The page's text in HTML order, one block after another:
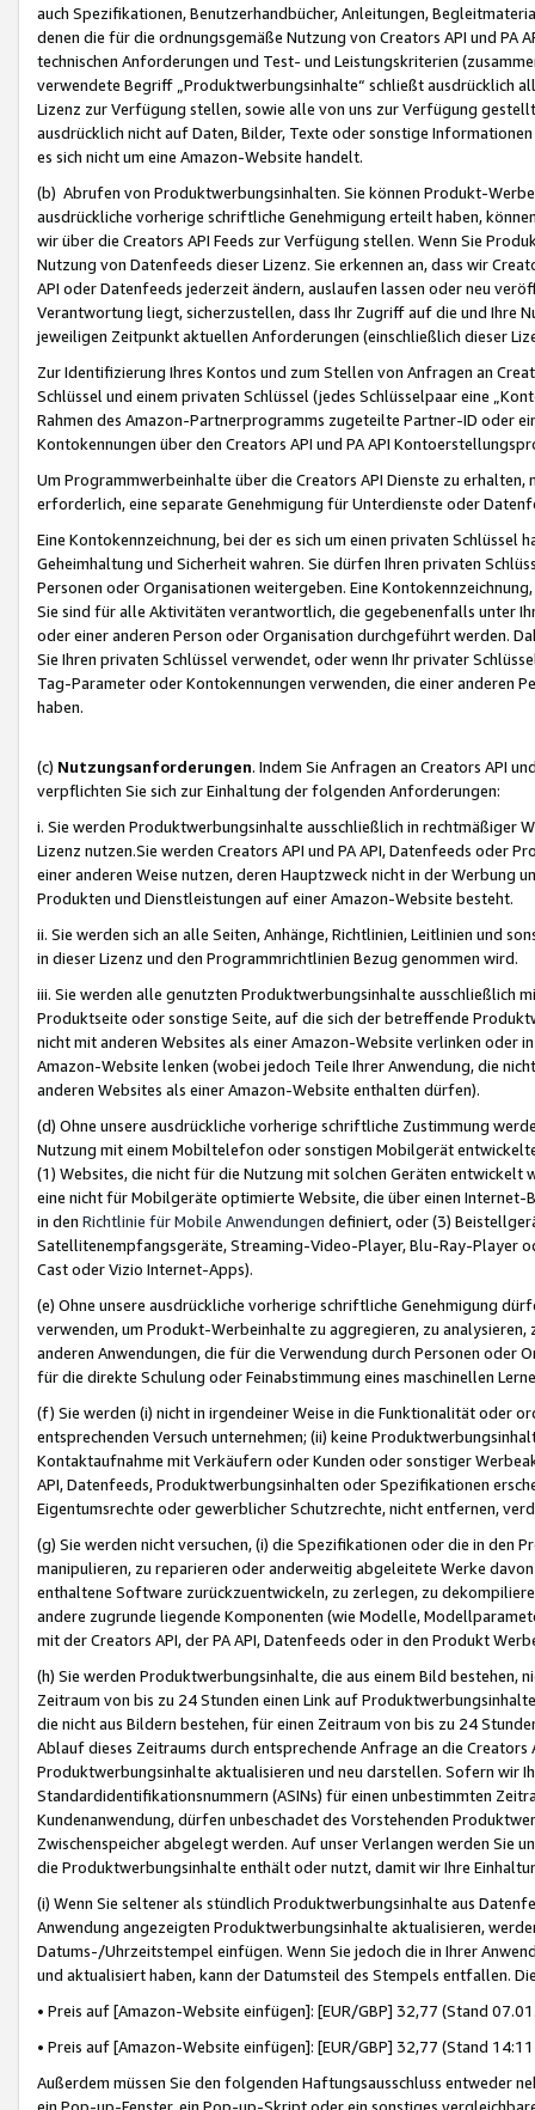
auch Spezifikationen, Benutzerhandbücher, Anleitungen,
denen die für die ordnungsgemäße Nutzung von Creators API und PA
technischen Anforderungen und Test- und Leistungskriterien
verwendete Begriff „Produktwerbungsinhalte“ schließt ausdrücklich
Lizenz zur Verfügung stellen, sowie alle von uns zur Verfügung
ausdrücklich nicht auf Daten, Bilder, Texte oder sonstige
es sich nicht um eine Amazon-Website handelt.
(b) Abrufen von Produktwerbungsinhalten. Sie können Produkt-
ausdrückliche vorherige schriftliche Genehmigung erteilt haben,
wir über die Creators API Feeds zur Verfügung stellen. Wenn Sie
Nutzung von Datenfeeds dieser Lizenz. Sie erkennen an, dass wir
API oder Datenfeeds jederzeit ändern, auslaufen lassen oder neu
Verantwortung liegt, sicherzustellen, dass Ihr Zugriff auf die und Ihre
jeweiligen Zeitpunkt aktuellen Anforderungen (einschließlich dieser
Zur Identifizierung Ihres Kontos und zum Stellen von Anfragen an
Schlüssel und einem privaten Schlüssel (jedes Schlüsselpaar eine
Rahmen des Amazon-Partnerprogramms zugeteilte Partner-ID oder
Kontokennungen über den Creators API und PA API
Um Programmwerbeinhalte über die Creators API Dienste zu
erforderlich, eine separate Genehmigung für Unterdienste oder
Eine Kontokennzeichnung, bei der es sich um einen privaten
Geheimhaltung und Sicherheit wahren. Sie dürfen Ihren privaten
Personen oder Organisationen weitergeben. Eine
Sie sind für alle Aktivitäten verantwortlich, die gegebenenfalls unter
oder einer anderen Person oder Organisation durchgeführt werden.
Sie Ihren privaten Schlüssel verwendet, oder wenn Ihr privater
Tag-Parameter oder Kontokennungen verwenden, die einer anderen
haben.
(c) Nutzungsanforderungen. Indem Sie Anfragen an Creators API
verpflichten Sie sich zur Einhaltung der folgenden Anforderungen:
i. Sie werden Produktwerbungsinhalte ausschließlich in rechtmäßiger
Lizenz nutzen.Sie werden Creators API und PA API, Datenfeeds oder
einer anderen Weise nutzen, deren Hauptzweck nicht in der Werbung
Produkten und Dienstleistungen auf einer Amazon-Website besteht.
ii. Sie werden sich an alle Seiten, Anhänge, Richtlinien, Leitlinien und
in dieser Lizenz und den Programmrichtlinien Bezug genommen wird.
iii. Sie werden alle genutzten Produktwerbungsinhalte ausschließlich
Produktseite oder sonstige Seite, auf die sich der betreffende
nicht mit anderen Websites als einer Amazon-Website verlinken oder
Amazon-Website lenken (wobei jedoch Teile Ihrer Anwendung, die
anderen Websites als einer Amazon-Website enthalten dürfen).
(d) Ohne unsere ausdrückliche vorherige schriftliche Zustimmung
Nutzung mit einem Mobiltelefon oder sonstigen Mobilgerät
(1) Websites, die nicht für die Nutzung mit solchen Geräten
eine nicht für Mobilgeräte optimierte Website, die über einen
in den Richtlinie für Mobile Anwendungen definiert, oder (3)
Satellitenempfangsgeräte, Streaming-Video-Player, Blu-Ray-Player
Cast oder Vizio Internet-Apps).
(e) Ohne unsere ausdrückliche vorherige schriftliche Genehmigung
verwenden, um Produkt-Werbeinhalte zu aggregieren, zu
anderen Anwendungen, die für die Verwendung durch Personen
für die direkte Schulung oder Feinabstimmung eines maschinellen
(f) Sie werden (i) nicht in irgendeiner Weise in die Funktionalität oder
entsprechenden Versuch unternehmen; (ii) keine
Kontaktaufnahme mit Verkäufern oder Kunden oder sonstiger
API, Datenfeeds, Produktwerbungsinhalten oder Spezifikationen
Eigentumsrechte oder gewerblicher Schutzrechte, nicht entfernen,
(g) Sie werden nicht versuchen, (i) die Spezifikationen oder die in
manipulieren, zu reparieren oder anderweitig abgeleitete Werke
enthaltene Software zurückzuentwickeln, zu zerlegen, zu
andere zugrunde liegende Komponenten (wie Modelle,
mit der Creators API, der PA API, Datenfeeds oder in den Produkt
(h) Sie werden Produktwerbungsinhalte, die aus einem Bild bestehen,
Zeitraum von bis zu 24 Stunden einen Link auf
die nicht aus Bildern bestehen, für einen Zeitraum von bis zu 24
Ablauf dieses Zeitraums durch entsprechende Anfrage an die
Produktwerbungsinhalte aktualisieren und neu darstellen. Sofern wir
Standardidentifikationsnummern (ASINs) für einen unbestimmten
Kundenanwendung, dürfen unbeschadet des Vorstehenden
Zwischenspeicher abgelegt werden. Auf unser Verlangen werden Sie
die Produktwerbungsinhalte enthält oder nutzt, damit wir Ihre
(i) Wenn Sie seltener als stündlich Produktwerbungsinhalte aus
Anwendung angezeigten Produktwerbungsinhalte aktualisieren,
Datums-/Uhrzeitstempel einfügen. Wenn Sie jedoch die in Ihrer
und aktualisiert haben, kann der Datumsteil des Stempels entfallen.
• Preis auf [Amazon-Website einfügen]: [EUR/GBP] 32,77 (Stand
• Preis auf [Amazon-Website einfügen]: [EUR/GBP] 32,77 (Stand
Außerdem müssen Sie den folgenden Haftungsausschluss entweder
ein Pop-up-Fenster, ein Pop-up-Skript oder ein sonstiges